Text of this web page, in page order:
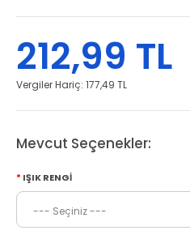
212,99 TL
Vergiler Hariç: 177,49 TL
Mevcut Seçenekler:
IŞIK RENGI